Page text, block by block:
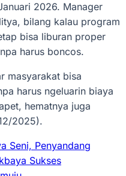
2026.‎‎ Manager
bilang kalau program
bisa liburan proper
harus boncos.‎‎
masyarakat bisa
harus ngeluarin biaya
hematnya juga
2025).‎‎
Seni, Penyandang
Sukses